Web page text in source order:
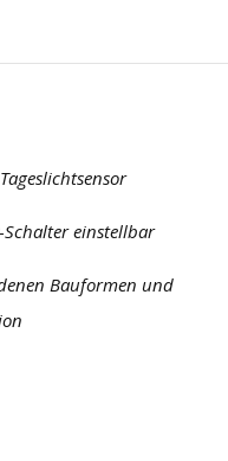
Schalter einstellbar
Bauformen und